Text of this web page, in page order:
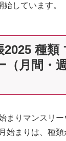
しています。
2025 種類
（月間・
まりマンスリ
始まりは、種類